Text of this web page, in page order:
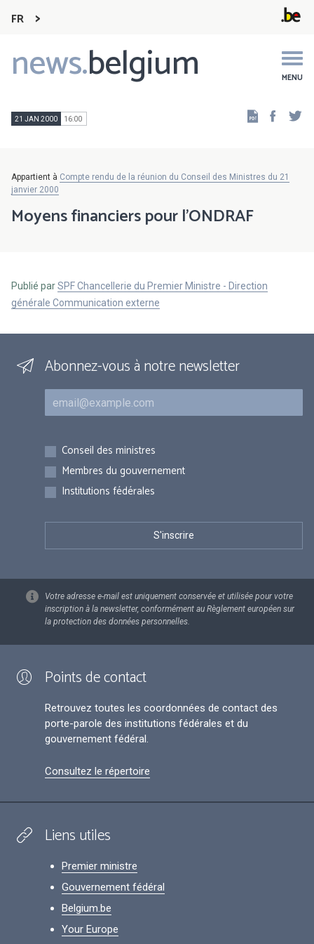
FR
news.belgium MENU
Main
navigation
21 JAN 2000 16:00
Appartient à Compte rendu de la réunion du Conseil des Ministres du 21
janvier 2000
Moyens financiers pour l'ONDRAF
Publié parSPF Chancellerie du Premier Ministre - Direction
générale Communication externe
Abonnez-vous à notre newsletter
Courriel
Inscriptions
Conseil des ministres
Membres du gouvernement
Institutions fédérales
Votre adresse e-mail est uniquement conservée et utilisée pour votre
inscription à la newsletter, conformément au Règlement européen sur
la protection des données personnelles.
Points de contact
Retrouvez toutes les coordonnées de contact des
porte-parole des institutions fédérales et du
gouvernement fédéral.
Consultez le répertoire
Liens utiles
Premier ministre
Gouvernement fédéral
Belgium.be
Your Europe